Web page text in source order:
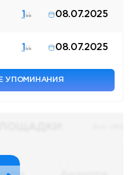
1 08.07.2025
1 08.07.2025
УПОМИНАНИЯ